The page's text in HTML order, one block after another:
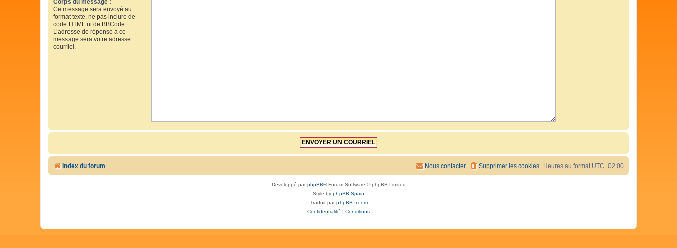
Ce message sera envoyé au
format texte, ne pas inclure de
code HTML ni de BBCode.
L’adresse de réponse à ce
message sera votre adresse
courriel.
Index du forum Heures au format UTC+02:00
Supprimer les cookies
Nous contacter
Développé parphpBB® Forum Software © phpBB Limited
Style by phpBB Spain
Traduit parphpBB-fr.com
Confidentialité | Conditions